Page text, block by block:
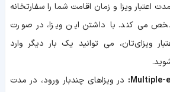
اعتبار ویزا و زمان اقامت شما را سفارتخانه
می کند. با داشتن این ویزا، در صورت
ویزای‌تان، می توانید یک بار دیگر وارد
در ویزاهای چندبار ورود، در مدت